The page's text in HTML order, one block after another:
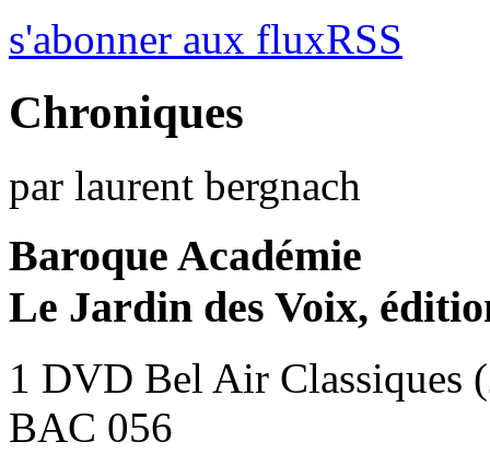
s'abonner aux fluxRSS
Chroniques
par laurent bergnach
Baroque Académie
Le Jardin des Voix,
1 DVD Bel Air Classiques
BAC 056